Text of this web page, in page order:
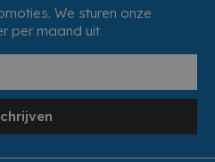
We sturen onze
per maand uit.